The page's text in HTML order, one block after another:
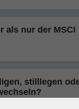
als nur der MSCI
stilllegen